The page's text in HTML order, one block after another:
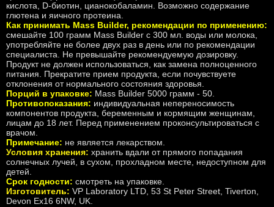
кислота, D-биотин, цианокобаламин. Возможно содержание
глютена и яичного протеина.
Как принимать Mass Builder, рекомендации по применению:
смешайте 100 грамм Mass Builder с 300 мл. воды или молока,
употребляйте не более двух раз в день или по рекомендации
специалиста. Не превышайте рекомендуемую дозировку.
Продукт не должен использоваться, как замена полноценного
питания. Прекратите прием продукта, если почувствуете
отклонения от нормального состояния здоровья.
Порций в упаковке: Mass Builder 5000 грамм - 50.
Противопоказания: индивидуальная непереносимость
компонентов продукта, беременным и кормящим женщинам,
лицам до 18 лет. Перед применением проконсультироваться с
врачом.
Примечание: не является лекарством.
Условия хранения: хранить вдали от прямого попадания
солнечных лучей, в сухом, прохладном месте, недоступном для
детей.
Срок годности: смотреть на упаковке.
Изготовитель: VP Laboratory LTD, 53 St Peter Street, Tiverton,
Devon Ex16 6NW, UK.